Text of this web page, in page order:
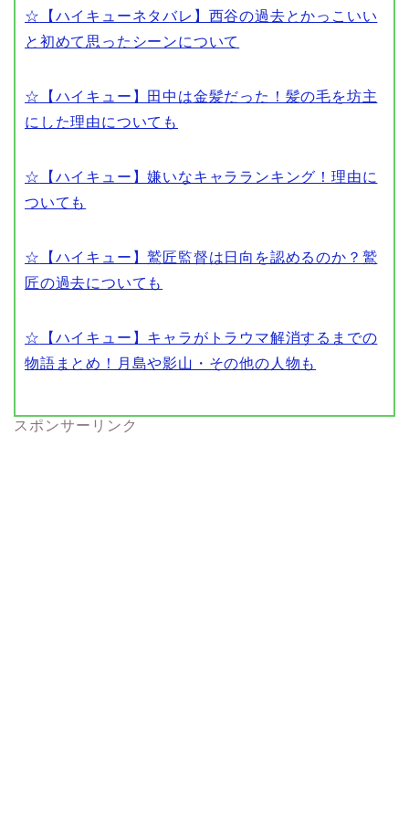
☆
【ハイキューネタバレ】西谷の過去とかっこいい
と初めて思ったシーンについて
☆
【ハイキュー】田中は金髪だった！髪の毛を坊主
にした理由についても
☆
【ハイキュー】嫌いなキャラランキング！理由に
ついても
☆
【ハイキュー】鷲匠監督は日向を認めるのか？鷲
匠の過去についても
☆
【ハイキュー】キャラがトラウマ解消するまでの
物語まとめ！月島や影山・その他の人物も
スポンサーリンク